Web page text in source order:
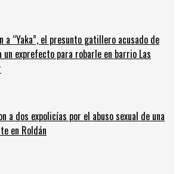
a “Yaka”, el presunto gatillero acusado de
un exprefecto para robarle en barrio Las
a dos expolicías por el abuso sexual de una
en Roldán